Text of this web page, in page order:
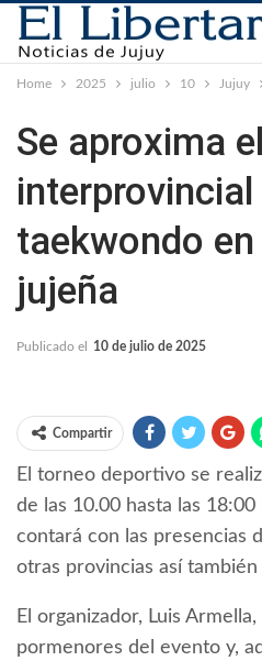
Home 2025 julio 10 Jujuy
Se aproxima
interprovincial
taekwondo en
jujeña
Publicado el 10 de julio de 2025
Compartir
El torneo deportivo se
de las 10.00 hasta las
contará con las presencias
otras provincias así
El organizador, Luis
pormenores del evento y,